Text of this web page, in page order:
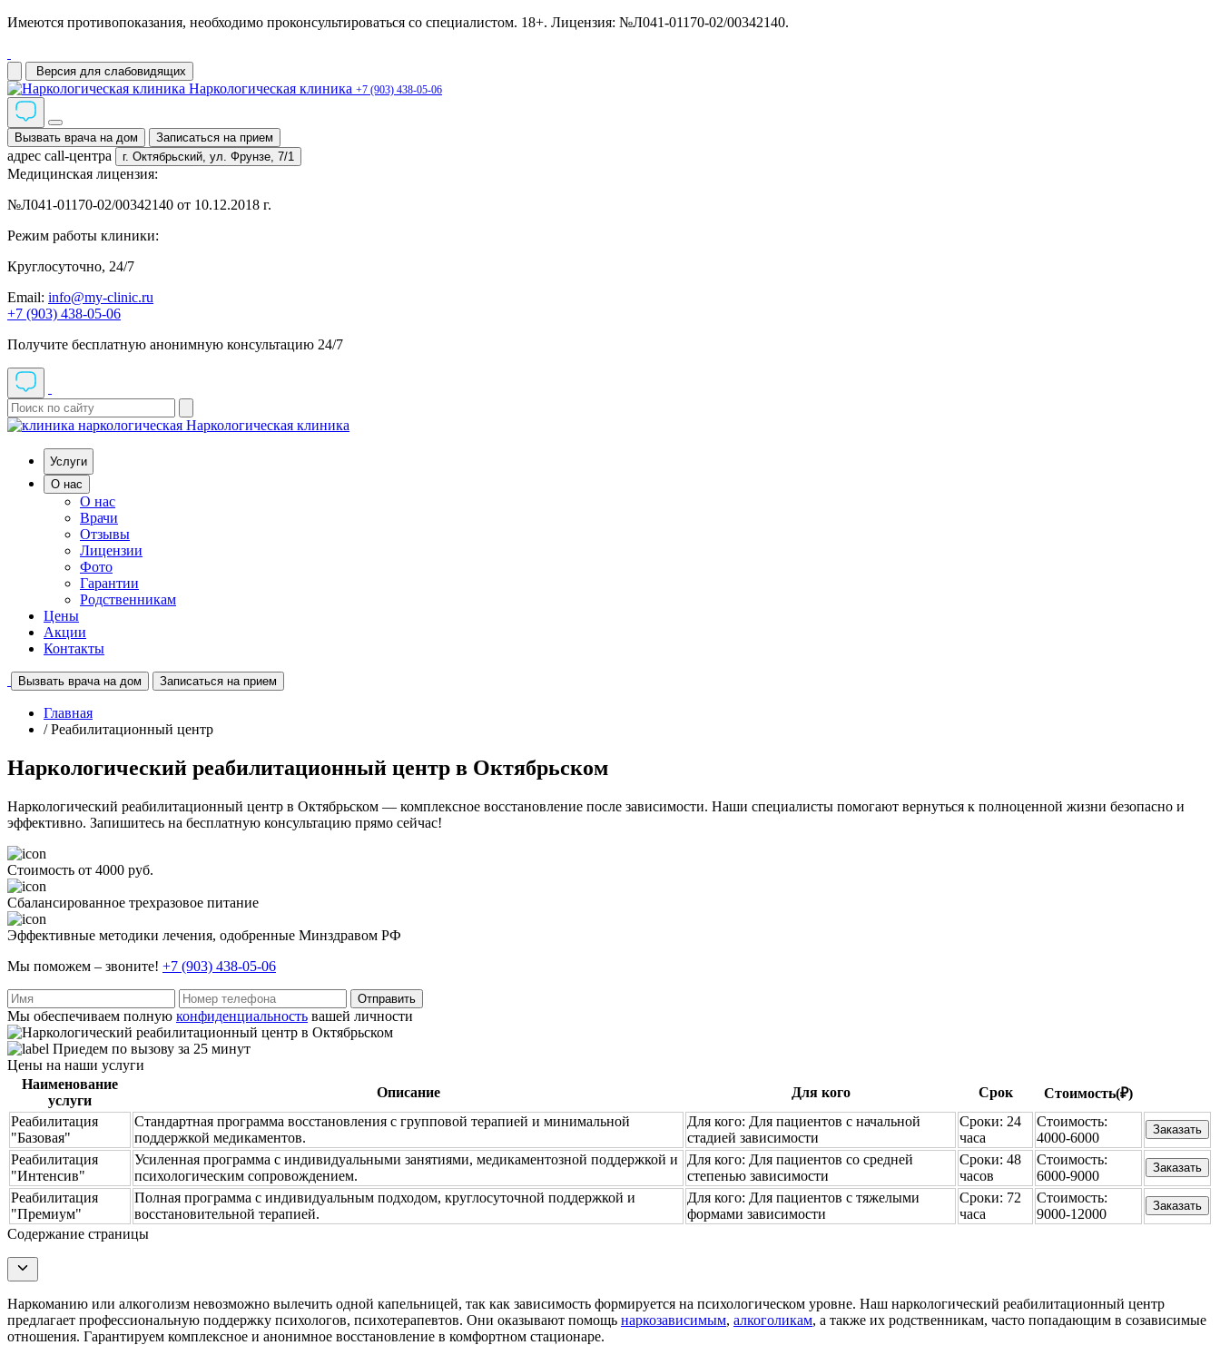
Имеются противопоказания, необходимо проконсультироваться со специалистом. 18+. Лицензия: №Л041-01170-02/00342140.
Версия для слабовидящих
Наркологическая клиника +7 (903) 438-05-06
Вызвать врача на дом Записаться на прием
адрес call-центра г. Октябрьский, ул. Фрунзе, 7/1
Медицинская лицензия:
№Л041-01170-02/00342140 от 10.12.2018 г.
Режим работы клиники:
Круглосуточно, 24/7
Email: info@my-clinic.ru
+7 (903) 438-05-06
Получите бесплатную анонимную консультацию 24/7
Наркологическая клиника
Услуги
О нас
О нас
Врачи
Отзывы
Лицензии
Фото
Гарантии
Родственникам
Цены
Акции
Контакты
Вызвать врача на дом Записаться на прием
Главная
/ Реабилитационный центр
Наркологический реабилитационный центр в Октябрьском
Наркологический реабилитационный центр в Октябрьском — комплексное восстановление после зависимости. Наши специалисты помогают вернуться к полноценной жизни безопасно и
эффективно. Запишитесь на бесплатную консультацию прямо сейчас!
Стоимость от 4000 руб.
Сбалансированное трехразовое питание
Эффективные методики лечения, одобренные Минздравом РФ
Мы поможем – звоните! +7 (903) 438-05-06
Отправить
Мы обеспечиваем полную конфиденциальность вашей личности
Приедем по вызову за 25 минут
Цены на наши услуги
Наименование
услуги
Описание Для кого Срок
Стоимость(₽)
Реабилитация
"Базовая"
Стандартная программа восстановления с групповой терапией и минимальной
поддержкой медикаментов.
Для кого: Для пациентов с начальной
стадией зависимости
Сроки: 24
часа
Стоимость:
4000-6000
Заказать
Реабилитация
"Интенсив"
Усиленная программа с индивидуальными занятиями, медикаментозной поддержкой и
психологическим сопровождением.
Для кого: Для пациентов со средней
степенью зависимости
Сроки: 48
часов
Стоимость:
6000-9000
Заказать
Реабилитация
"Премиум"
Полная программа с индивидуальным подходом, круглосуточной поддержкой и
восстановительной терапией.
Для кого: Для пациентов с тяжелыми
формами зависимости
Сроки: 72
часа
Стоимость:
9000-12000
Заказать
Содержание страницы
Наркоманию или алкоголизм невозможно вылечить одной капельницей, так как зависимость формируется на психологическом уровне. Наш наркологический реабилитационный центр
предлагает профессиональную поддержку психологов, психотерапевтов. Они оказывают помощь наркозависимым, алкоголикам, а также их родственникам, часто попадающим в созависимые
отношения. Гарантируем комплексное и анонимное восстановление в комфортном стационаре.